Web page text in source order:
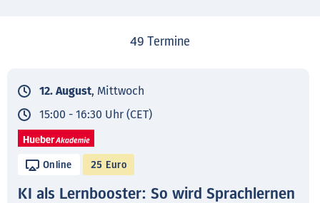
49 Termine
12. August, Mittwoch
15:00 - 16:30 Uhr (CET)
Online 25 Euro
KI als Lernbooster: So wird Sprachlernen